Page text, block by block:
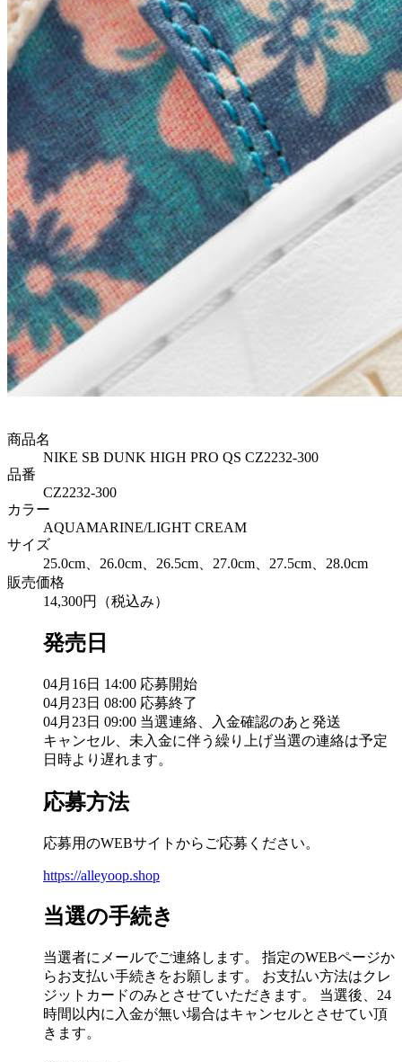
商品名
NIKE SB DUNK HIGH PRO QS CZ2232-300
品番
CZ2232-300
カラー
AQUAMARINE/LIGHT CREAM
サイズ
25.0cm、26.0cm、26.5cm、27.0cm、27.5cm、28.0cm
販売価格
14,300円（税込み）
発売日
04月16日 14:00 応募開始
04月23日 08:00 応募終了
04月23日 09:00 当選連絡、入金確認のあと発送
キャンセル、未入金に伴う繰り上げ当選の連絡は予定
日時より遅れます。
応募方法
応募用のWEBサイトからご応募ください。
https://alleyoop.shop
当選の手続き
当選者にメールでご連絡します。 指定のWEBページか
らお支払い手続きをお願します。 お支払い方法はクレ
ジットカードのみとさせていただきます。 当選後、24
時間以内に入金が無い場合はキャンセルとさせてい頂
きます。